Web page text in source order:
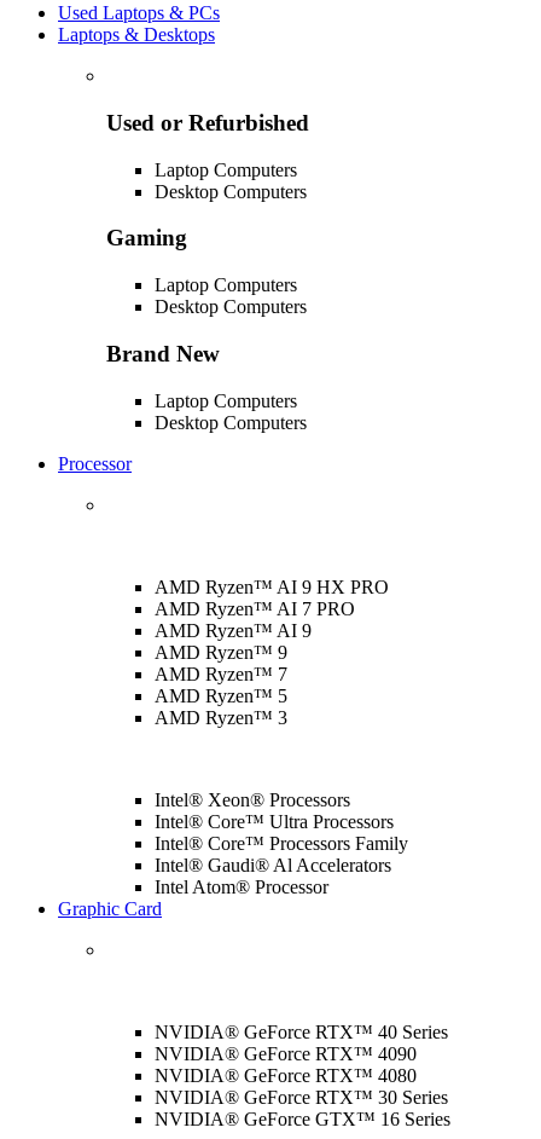
Used Laptops & PCs
Laptops & Desktops
Used or Refurbished
Laptop Computers
Desktop Computers
Gaming
Laptop Computers
Desktop Computers
Brand New
Laptop Computers
Desktop Computers
Processor
AMD Ryzen™ AI 9 HX PRO
AMD Ryzen™ AI 7 PRO
AMD Ryzen™ AI 9
AMD Ryzen™ 9
AMD Ryzen™ 7
AMD Ryzen™ 5
AMD Ryzen™ 3
Intel® Xeon® Processors
Intel® Core™ Ultra Processors
Intel® Core™ Processors Family
Intel® Gaudi® Al Accelerators
Intel Atom® Processor
Graphic Card
NVIDIA® GeForce RTX™ 40 Series
NVIDIA® GeForce RTX™ 4090
NVIDIA® GeForce RTX™ 4080
NVIDIA® GeForce RTX™ 30 Series
NVIDIA® GeForce GTX™ 16 Series